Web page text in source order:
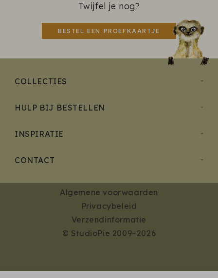
Twijfel je nog?
BESTEL EEN PROEFKAARTJE
COLLECTIES
HULP BIJ BESTELLEN
INSPIRATIE
CONTACT
Algemene voorwaarden
Privacybeleid
Verzendinformatie
© StudioPie 2009–2026